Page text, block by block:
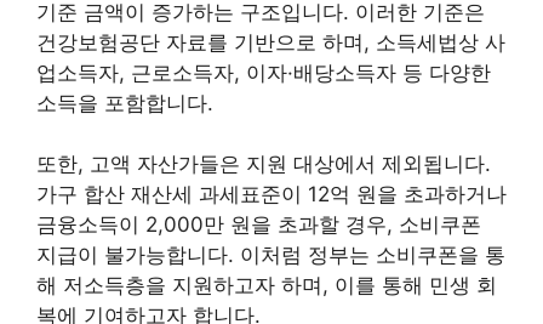
기준 금액이 증가하는 구조입니다. 이러한 기준은
건강보험공단 자료를 기반으로 하며, 소득세법상 사
업소득자, 근로소득자, 이자·배당소득자 등 다양한
소득을 포함합니다.
또한, 고액 자산가들은 지원 대상에서 제외됩니다.
가구 합산 재산세 과세표준이 12억 원을 초과하거나
금융소득이 2,000만 원을 초과할 경우, 소비쿠폰
지급이 불가능합니다. 이처럼 정부는 소비쿠폰을 통
해 저소득층을 지원하고자 하며, 이를 통해 민생 회
복에 기여하고자 합니다.